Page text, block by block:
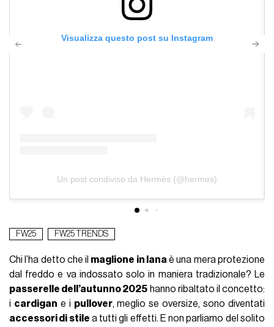
Visualizza questo post su Instagram
Un post condiviso da Hermès (@hermes)
FW25 FW25 TRENDS
Chi l’ha detto che il maglione in lana è una mera protezione
dal freddo e va indossato solo in maniera tradizionale? Le
passerelle dell’autunno 2025 hanno ribaltato il concetto:
i cardigan e i pullover, meglio se oversize, sono diventati
accessori di stile a tutti gli effetti. E non parliamo del solito